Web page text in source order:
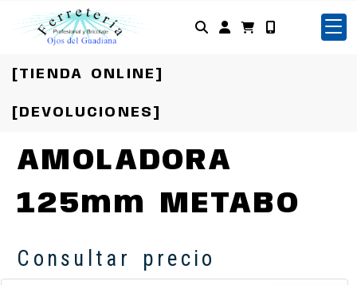
Identifícate
[TIENDA ONLINE]
[DEVOLUCIONES]
AMOLADORA
125mm METABO
Consultar precio